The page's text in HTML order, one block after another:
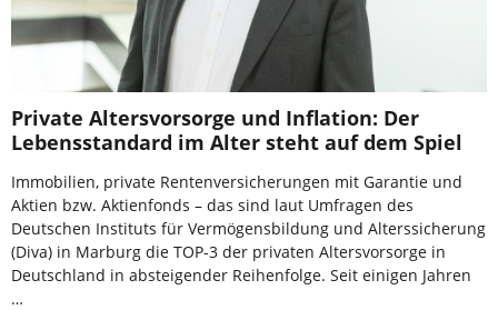
Private Altersvorsorge und Inflation: Der
Lebensstandard im Alter steht auf dem Spiel
Immobilien, private Rentenversicherungen mit Garantie und
Aktien bzw. Aktienfonds – das sind laut Umfragen des
Deutschen Instituts für Vermögensbildung und Alterssicherung
(Diva) in Marburg die TOP-3 der privaten Altersvorsorge in
Deutschland in absteigender Reihenfolge. Seit einigen Jahren
…